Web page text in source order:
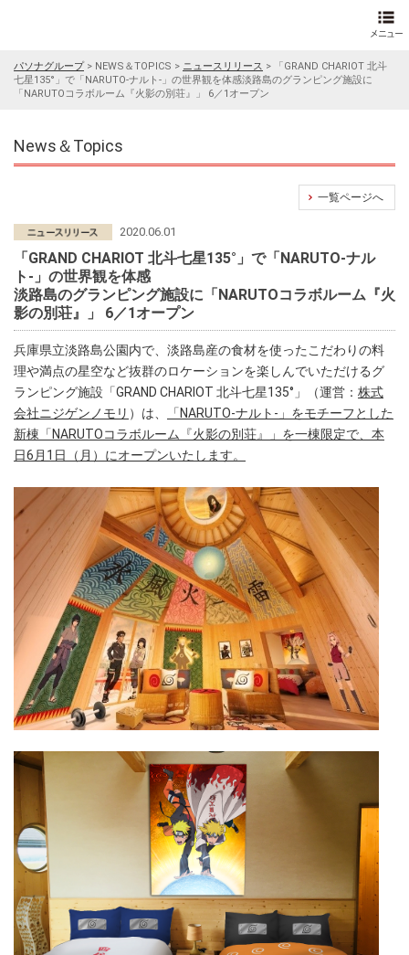
パソナグループ> NEWS＆TOPICS > ニュースリリース >
「GRAND CHARIOT 北斗
七星135°」で「NARUTO-ナルト-」の世界観を体感淡路島のグランピング施設に
「NARUTOコラボルーム『火影の別荘』」 6／1オープン
News＆Topics
一覧ページへ
2020.06.01
「GRAND CHARIOT 北斗七星135°」で「NARUTO-ナル
ト-」の世界観を体感
淡路島のグランピング施設に「NARUTOコラボルーム『火
影の別荘』」 6／1オープン
兵庫県立淡路島公園内で、淡路島産の食材を使ったこだわりの料
理や満点の星空など抜群のロケーションを楽しんでいただけるグ
ランピング施設「GRAND CHARIOT 北斗七星135°」（運営： 株式
会社ニジゲンノモリ ）は、
「NARUTO-ナルト-」をモチーフとした
新棟「NARUTOコラボルーム『火影の別荘』」を一棟限定で、本
日6月1日（月）にオープンいたします。